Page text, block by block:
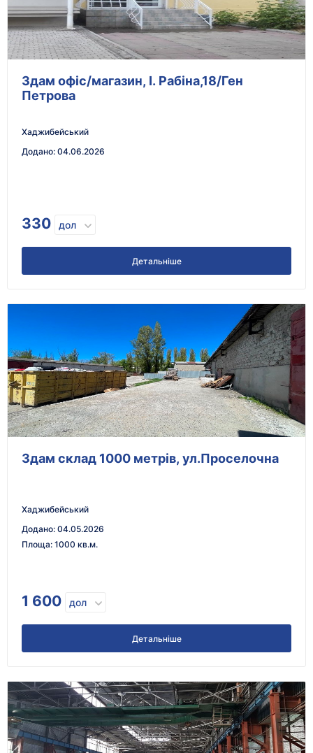
Здам офіс/магазин, І. Рабіна,18/Ген
Петрова
Хаджибейський
Додано: 04.06.2026
330 дол
Детальніше
Здам склад 1000 метрів, ул.Проселочна
Хаджибейський
Додано: 04.05.2026
Площа: 1000 кв.м.
1 600 дол
Детальніше